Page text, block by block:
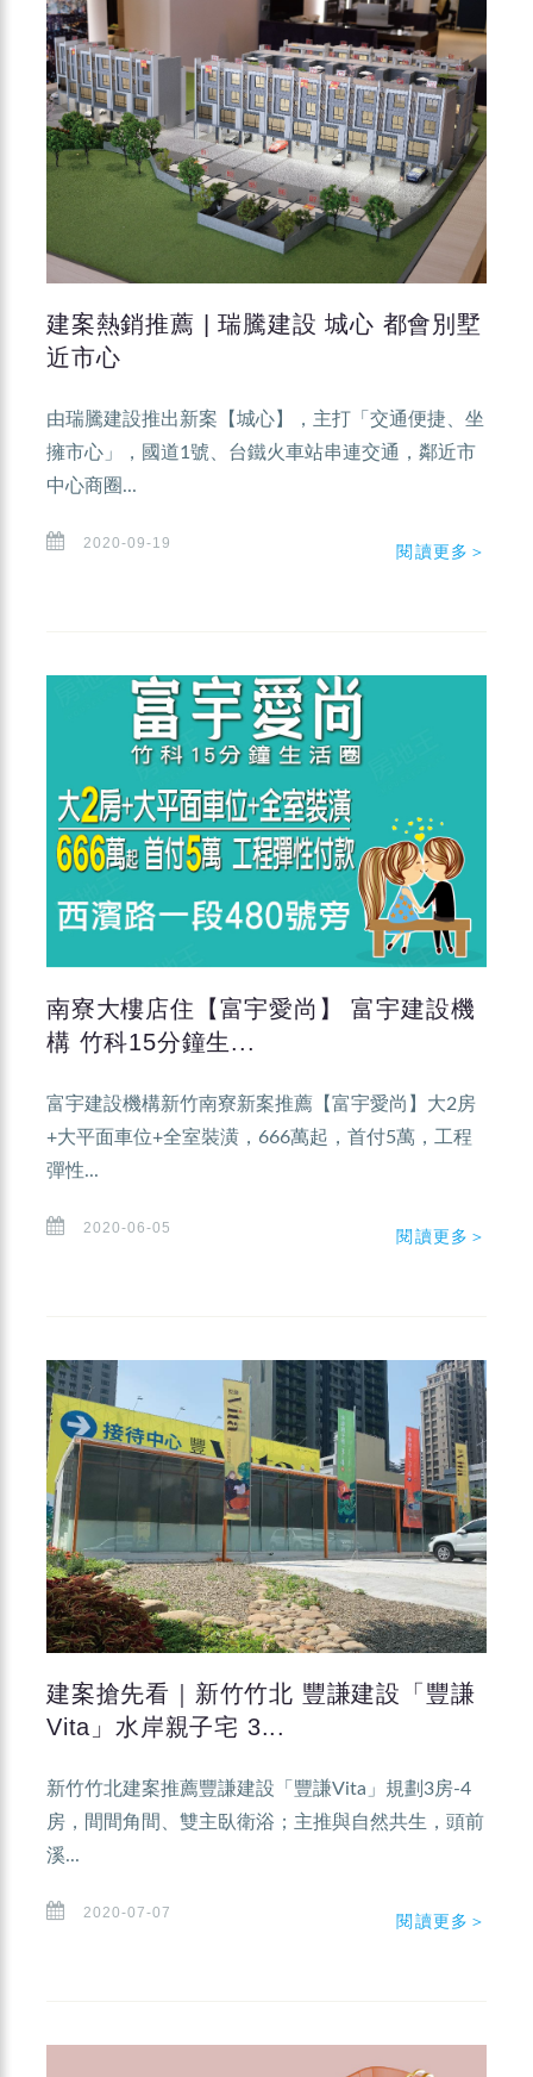
建案熱銷推薦 | 瑞騰建設 城心 都會別墅
近市心
由瑞騰建設推出新案【城心】，主打「交通便捷、坐
擁市心」，國道1號、台鐵火車站串連交通，鄰近市
中心商圈...
2020-09-19 閱讀更多＞
南寮大樓店住【富宇愛尚】 富宇建設機
構 竹科15分鐘生...
富宇建設機構新竹南寮新案推薦【富宇愛尚】大2房
+大平面車位+全室裝潢，666萬起，首付5萬，工程
彈性...
2020-06-05 閱讀更多＞
建案搶先看｜新竹竹北 豐謙建設「豐謙
Vita」水岸親子宅 3...
新竹竹北建案推薦豐謙建設「豐謙Vita」規劃3房-4
房，間間角間、雙主臥衛浴；主推與自然共生，頭前
溪...
2020-07-07 閱讀更多＞